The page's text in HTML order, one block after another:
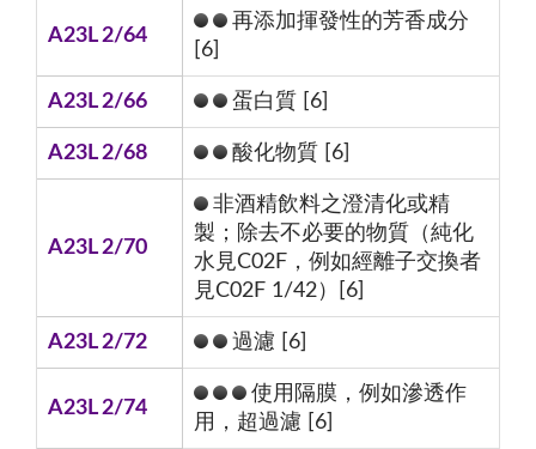
A23L 2/64
再添加揮發性的芳香成分
[6]
A23L 2/66 蛋白質 [6]
A23L 2/68 酸化物質 [6]
A23L 2/70
非酒精飲料之澄清化或精
製；除去不必要的物質（純化
水見C02F，例如經離子交換者
見C02F 1/42）[6]
A23L 2/72 過濾 [6]
A23L 2/74
使用隔膜，例如滲透作
用，超過濾 [6]